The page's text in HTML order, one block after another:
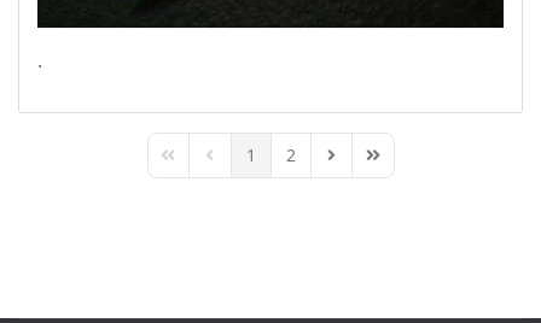
.
First PagePrevious Page
1 2 Next PageLast Page